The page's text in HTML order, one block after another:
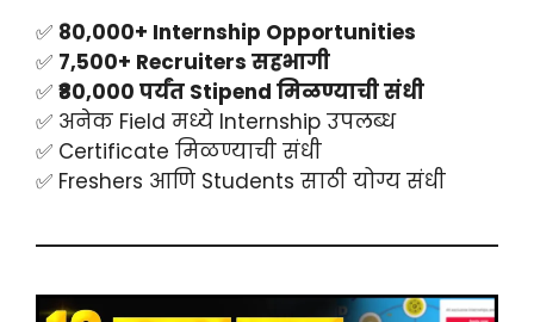
✅ 80,000+ Internship Opportunities
✅ 7,500+ Recruiters सहभागी
✅ ₹80,000 पर्यंत Stipend मिळण्याची संधी
✅ अनेक Field मध्ये Internship उपलब्ध
✅ Certificate मिळण्याची संधी
✅ Freshers आणि Students साठी योग्य संधी